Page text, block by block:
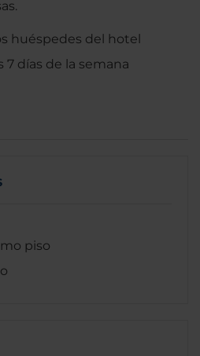
huéspedes del hotel
7 días de la semana
piso